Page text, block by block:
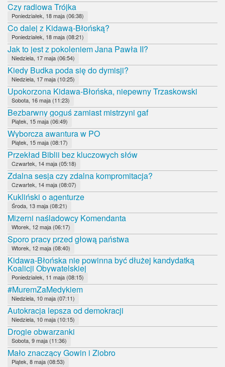
Czy radiowa Trójka
Poniedziałek, 18 maja (06:38)
Co dalej z Kidawą-Błońską?
Poniedziałek, 18 maja (08:21)
Jak to jest z pokoleniem Jana Pawła II?
Niedziela, 17 maja (06:54)
Kiedy Budka poda się do dymisji?
Niedziela, 17 maja (10:25)
Upokorzona Kidawa-Błońska, niepewny Trzaskowski
Sobota, 16 maja (11:23)
Bezbarwny goguś zamiast mistrzyni gaf
Piątek, 15 maja (06:49)
Wyborcza awantura w PO
Piątek, 15 maja (08:17)
Przekład Biblii bez kluczowych słów
Czwartek, 14 maja (05:18)
Zdalna sesja czy zdalna kompromitacja?
Czwartek, 14 maja (08:07)
Kukliński o agenturze
Środa, 13 maja (08:21)
Mizerni naśladowcy Komendanta
Wtorek, 12 maja (06:17)
Sporo pracy przed głową państwa
Wtorek, 12 maja (08:40)
Kidawa-Błońska nie powinna być dłużej kandydatką
Koalicji Obywatelskiej
Poniedziałek, 11 maja (08:15)
#MuremZaMedykiem
Niedziela, 10 maja (07:11)
Autokracja lepsza od demokracji
Niedziela, 10 maja (10:15)
Drogie obwarzanki
Sobota, 9 maja (11:36)
Mało znaczący Gowin i Ziobro
Piątek, 8 maja (08:53)